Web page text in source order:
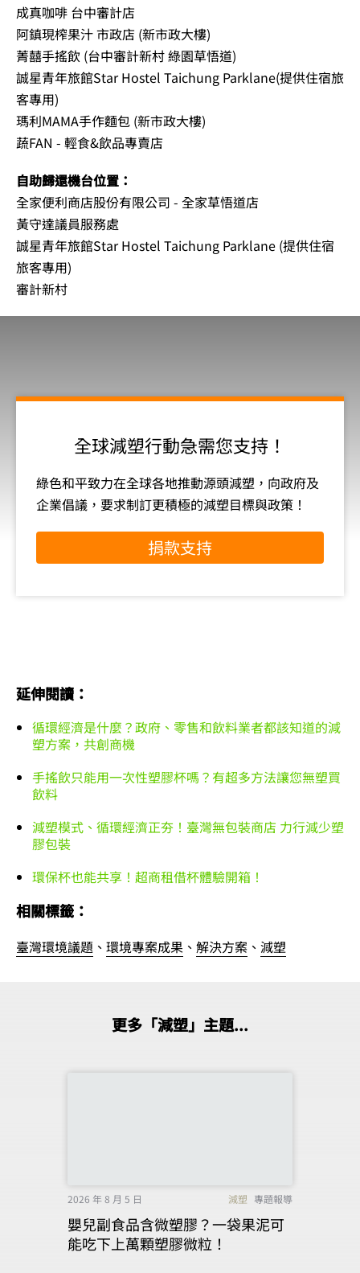
成真咖啡 台中審計店
阿鎮現榨果汁 市政店 (新市政大樓)
菁囍手搖飲 (台中審計新村 綠園草悟道)
誠星青年旅館Star Hostel Taichung Parklane(提供住宿旅
客專用)
瑪利MAMA手作麵包 (新市政大樓)
蔬FAN - 輕食&飲品專賣店
自助歸還機台位置：
全家便利商店股份有限公司 - 全家草悟道店
黃守達議員服務處
誠星青年旅館Star Hostel Taichung Parklane (提供住宿
旅客專用)
審計新村
全球減塑行動急需您支持！
綠色和平致力在全球各地推動源頭減塑，向政府及
企業倡議，要求制訂更積極的減塑目標與政策！
捐款支持
延伸閱讀：
循環經濟是什麼？政府、零售和飲料業者都該知道的減
塑方案，共創商機
手搖飲只能用一次性塑膠杯嗎？有超多方法讓您無塑買
飲料
減塑模式、循環經濟正夯！臺灣無包裝商店 力行減少塑
膠包裝
環保杯也能共享！超商租借杯體驗開箱！
相關標籤：
臺灣環境議題 、 環境專案成果 、 解決方案 、 減塑
更多「減塑」主題...
2026 年 8 月 5 日 減塑 專題報導
嬰兒副食品含微塑膠？一袋果泥可
能吃下上萬顆塑膠微粒！